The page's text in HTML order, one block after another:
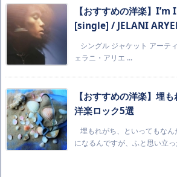
【おすすめの洋楽】
[single] / JELANI
シングル ジャケット アーテ
ェラニ・アリエ ...
【おすすめの洋楽】埋
洋楽ロック5選
埋もれがち、といってもな
になるんですが、ふと思い立